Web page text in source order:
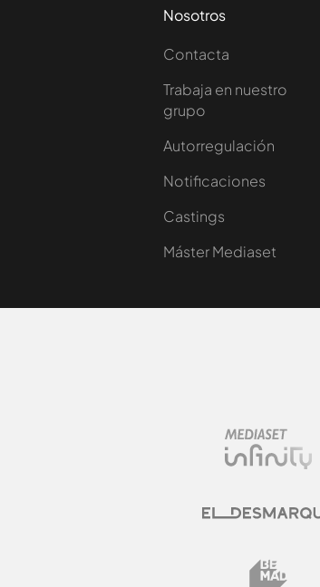
Nosotros
Contacta
Trabaja en nuestro
grupo
Autorregulación
Notificaciones
Castings
Máster Mediaset